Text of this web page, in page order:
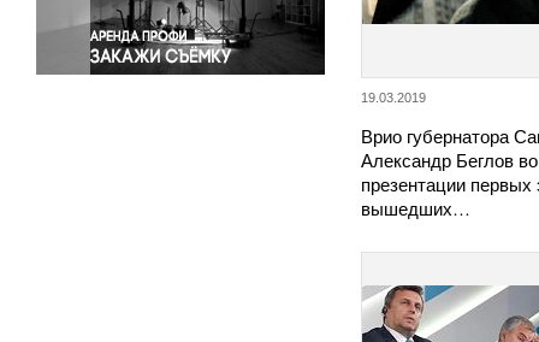
Экономика и бизнес
19.03.2019
Врио губернатора
Александр Беглов
презентации первых
вышедших…